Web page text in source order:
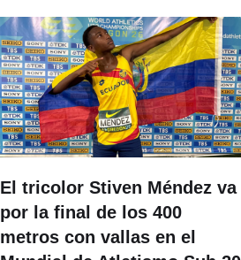
El tricolor Stiven Méndez va
por la final de los 400
metros con vallas en el